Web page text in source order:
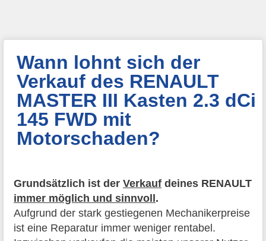
Wann lohnt sich der
Verkauf des RENAULT
MASTER III Kasten 2.3 dCi
145 FWD mit
Motorschaden?
Grundsätzlich ist der Verkauf deines RENAULT
immer möglich und sinnvoll .
Aufgrund der stark gestiegenen Mechanikerpreise
ist eine Reparatur immer weniger rentabel.